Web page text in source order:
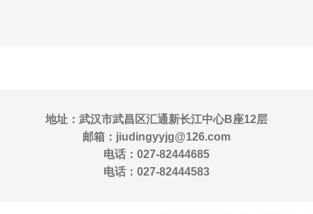
地址：武汉市武昌区汇通新长江中心B座12层
邮箱：jiudingyyjg@126.com
电话：027-82444685
电话：027-82444583